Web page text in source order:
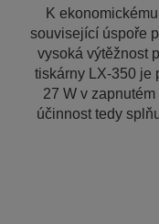
K
související úspoře
vysoká výtěžnost
tiskárny LX-350 je
27 W v
účinnost tedy